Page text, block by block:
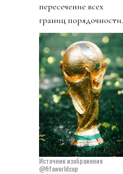
пересечение всех
границ порядочности.
Источник изображения
@fifaworldcup